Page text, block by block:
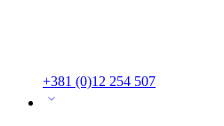
+381 (0)12 254 507